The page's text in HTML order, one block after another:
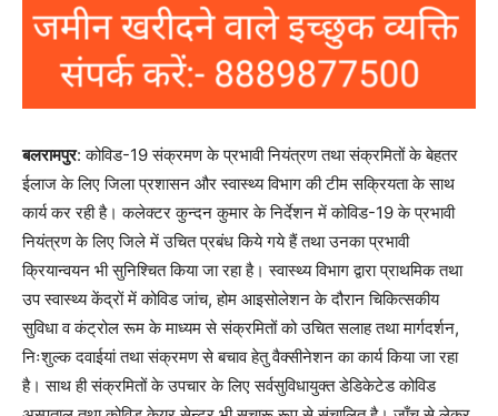
बलरामपुर: कोविड-19 संक्रमण के प्रभावी नियंत्रण तथा संक्रमितों के बेहतर
ईलाज के लिए जिला प्रशासन और स्वास्थ्य विभाग की टीम सक्रियता के साथ
कार्य कर रही है। कलेक्टर कुन्दन कुमार के निर्देशन में कोविड-19 के प्रभावी
नियंत्रण के लिए जिले में उचित प्रबंध किये गये हैं तथा उनका प्रभावी
क्रियान्वयन भी सुनिश्चित किया जा रहा है। स्वास्थ्य विभाग द्वारा प्राथमिक तथा
उप स्वास्थ्य केंद्रों में कोविड जांच, होम आइसोलेशन के दौरान चिकित्सकीय
सुविधा व कंट्रोल रूम के माध्यम से संक्रमितों को उचित सलाह तथा मार्गदर्शन,
निःशुल्क दवाईयां तथा संक्रमण से बचाव हेतु वैक्सीनेशन का कार्य किया जा रहा
है। साथ ही संक्रमितों के उपचार के लिए सर्वसुविधायुक्त डेडिकेटेड कोविड